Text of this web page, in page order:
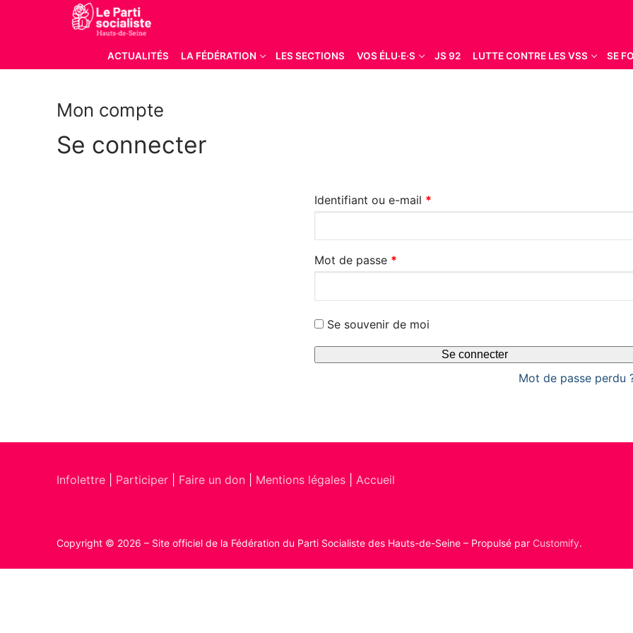
ACTUALITÉS LA FÉDÉRATION LES SECTIONS VOS ÉLU·E·S JS 92 LUTTE CONTRE LES VSS SE
Mon compte
Se connecter
Identifiant ou e-mail *
Mot de passe *
Se souvenir de moi
Se connecter
Mot de passe perdu
Infolettre Participer Faire un don Mentions légales Accueil
Copyright © 2026 – Site officiel de la Fédération du Parti Socialiste des Hauts-de-Seine – Propulsé par Customify.